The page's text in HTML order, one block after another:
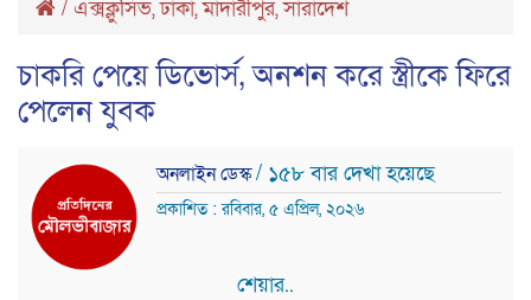
/ এক্সক্লুসিভ,ঢাকা,মাদারীপুর,সারাদেশ
চাকরি পেয়ে ডিভোর্স, অনশন করে স্ত্রীকে ফিরে
পেলেন যুবক
অনলাইন ডেস্ক/ ১৫৮ বার দেখা হয়েছে
প্রকাশিত : রবিবার, ৫ এপ্রিল, ২০২৬
শেয়ার..